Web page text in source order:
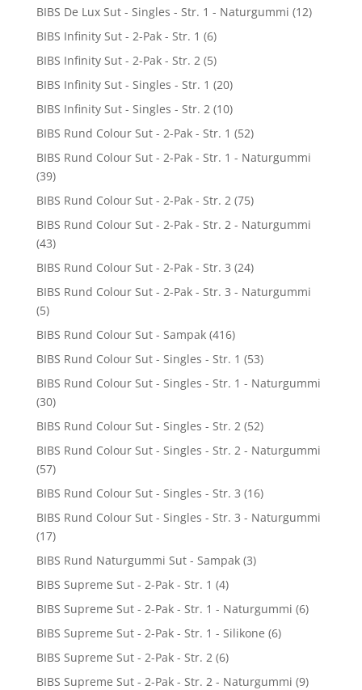
BIBS De Lux Sut - Singles - Str. 1 - Naturgummi (12)
BIBS Infinity Sut - 2-Pak - Str. 1 (6)
BIBS Infinity Sut - 2-Pak - Str. 2 (5)
BIBS Infinity Sut - Singles - Str. 1 (20)
BIBS Infinity Sut - Singles - Str. 2 (10)
BIBS Rund Colour Sut - 2-Pak - Str. 1 (52)
BIBS Rund Colour Sut - 2-Pak - Str. 1 - Naturgummi
(39)
BIBS Rund Colour Sut - 2-Pak - Str. 2 (75)
BIBS Rund Colour Sut - 2-Pak - Str. 2 - Naturgummi
(43)
BIBS Rund Colour Sut - 2-Pak - Str. 3 (24)
BIBS Rund Colour Sut - 2-Pak - Str. 3 - Naturgummi
(5)
BIBS Rund Colour Sut - Sampak (416)
BIBS Rund Colour Sut - Singles - Str. 1 (53)
BIBS Rund Colour Sut - Singles - Str. 1 - Naturgummi
(30)
BIBS Rund Colour Sut - Singles - Str. 2 (52)
BIBS Rund Colour Sut - Singles - Str. 2 - Naturgummi
(57)
BIBS Rund Colour Sut - Singles - Str. 3 (16)
BIBS Rund Colour Sut - Singles - Str. 3 - Naturgummi
(17)
BIBS Rund Naturgummi Sut - Sampak (3)
BIBS Supreme Sut - 2-Pak - Str. 1 (4)
BIBS Supreme Sut - 2-Pak - Str. 1 - Naturgummi (6)
BIBS Supreme Sut - 2-Pak - Str. 1 - Silikone (6)
BIBS Supreme Sut - 2-Pak - Str. 2 (6)
BIBS Supreme Sut - 2-Pak - Str. 2 - Naturgummi (9)